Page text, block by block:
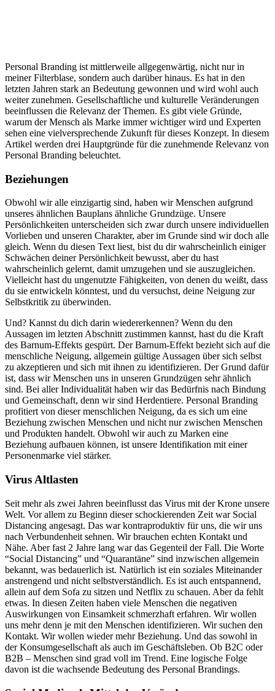
Personal Branding ist mittlerweile allgegenwärtig, nicht nur in
meiner Filterblase, sondern auch darüber hinaus. Es hat in den
letzten Jahren stark an Bedeutung gewonnen und wird wohl auch
weiter zunehmen. Gesellschaftliche und kulturelle Veränderungen
beeinflussen die Relevanz der Themen. Es gibt viele Gründe,
warum der Mensch als Marke immer wichtiger wird und Experten
sehen eine vielversprechende Zukunft für dieses Konzept. In diesem
Artikel werden drei Hauptgründe für die zunehmende Relevanz von
Personal Branding beleuchtet.
Beziehungen
Obwohl wir alle einzigartig sind, haben wir Menschen aufgrund
unseres ähnlichen Bauplans ähnliche Grundzüge. Unsere
Persönlichkeiten unterscheiden sich zwar durch unsere individuellen
Vorlieben und unseren Charakter, aber im Grunde sind wir doch alle
gleich. Wenn du diesen Text liest, bist du dir wahrscheinlich einiger
Schwächen deiner Persönlichkeit bewusst, aber du hast
wahrscheinlich gelernt, damit umzugehen und sie auszugleichen.
Vielleicht hast du ungenutzte Fähigkeiten, von denen du weißt, dass
du sie entwickeln könntest, und du versuchst, deine Neigung zur
Selbstkritik zu überwinden.
Und? Kannst du dich darin wiedererkennen? Wenn du den
Aussagen im letzten Abschnitt zustimmen kannst, hast du die Kraft
des Barnum-Effekts gespürt. Der Barnum-Effekt bezieht sich auf die
menschliche Neigung, allgemein gültige Aussagen über sich selbst
zu akzeptieren und sich mit ihnen zu identifizieren. Der Grund dafür
ist, dass wir Menschen uns in unseren Grundzügen sehr ähnlich
sind. Bei aller Individualität haben wir das Bedürfnis nach Bindung
und Gemeinschaft, denn wir sind Herdentiere. Personal Branding
profitiert von dieser menschlichen Neigung, da es sich um eine
Beziehung zwischen Menschen und nicht nur zwischen Menschen
und Produkten handelt. Obwohl wir auch zu Marken eine
Beziehung aufbauen können, ist unsere Identifikation mit einer
Personenmarke viel stärker.
Virus Altlasten
Seit mehr als zwei Jahren beeinflusst das Virus mit der Krone unsere
Welt. Vor allem zu Beginn dieser schockierenden Zeit war Social
Distancing angesagt. Das war kontraproduktiv für uns, die wir uns
nach Verbundenheit sehnen. Wir brauchen echten Kontakt und
Nähe. Aber fast 2 Jahre lang war das Gegenteil der Fall. Die Worte
“Social Distancing” und “Quarantäne” sind inzwischen allgemein
bekannt, was bedauerlich ist. Natürlich ist ein soziales Miteinander
anstrengend und nicht selbstverständlich. Es ist auch entspannend,
allein auf dem Sofa zu sitzen und Netflix zu schauen. Aber da fehlt
etwas. In diesen Zeiten haben viele Menschen die negativen
Auswirkungen von Einsamkeit schmerzhaft erfahren. Wir wollen
uns mehr denn je mit den Menschen identifizieren. Wir suchen den
Kontakt. Wir wollen wieder mehr Beziehung. Und das sowohl in
der Konsumgesellschaft als auch im Geschäftsleben. Ob B2C oder
B2B – Menschen sind grad voll im Trend. Eine logische Folge
davon ist die wachsende Bedeutung des Personal Brandings.